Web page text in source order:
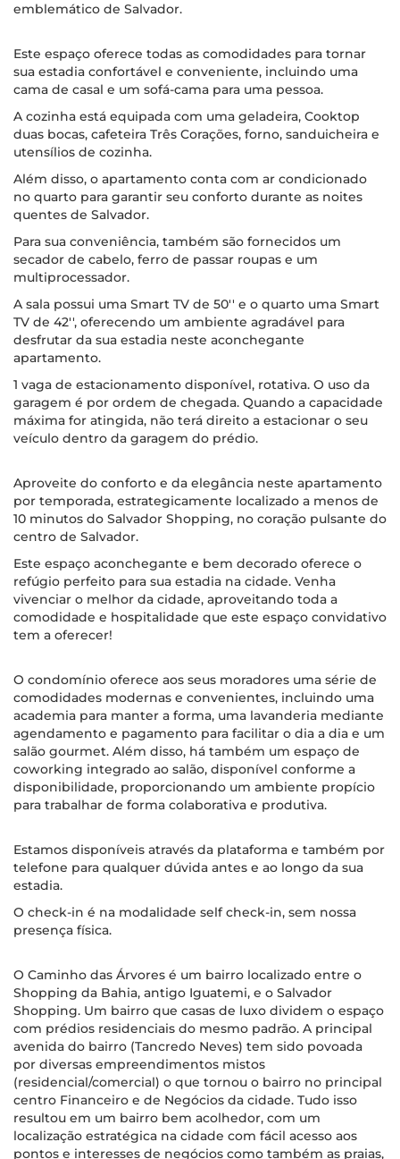
emblemático de Salvador.
Este espaço oferece todas as comodidades para tornar
sua estadia confortável e conveniente, incluindo uma
cama de casal e um sofá-cama para uma pessoa.
A cozinha está equipada com uma geladeira, Cooktop
duas bocas, cafeteira Três Corações, forno, sanduicheira e
utensílios de cozinha.
Além disso, o apartamento conta com ar condicionado
no quarto para garantir seu conforto durante as noites
quentes de Salvador.
Para sua conveniência, também são fornecidos um
secador de cabelo, ferro de passar roupas e um
multiprocessador.
A sala possui uma Smart TV de 50'' e o quarto uma Smart
TV de 42'', oferecendo um ambiente agradável para
desfrutar da sua estadia neste aconchegante
apartamento.
1 vaga de estacionamento disponível, rotativa. O uso da
garagem é por ordem de chegada. Quando a capacidade
máxima for atingida, não terá direito a estacionar o seu
veículo dentro da garagem do prédio.
Aproveite do conforto e da elegância neste apartamento
por temporada, estrategicamente localizado a menos de
10 minutos do Salvador Shopping, no coração pulsante do
centro de Salvador.
Este espaço aconchegante e bem decorado oferece o
refúgio perfeito para sua estadia na cidade. Venha
vivenciar o melhor da cidade, aproveitando toda a
comodidade e hospitalidade que este espaço convidativo
tem a oferecer!
O condomínio oferece aos seus moradores uma série de
comodidades modernas e convenientes, incluindo uma
academia para manter a forma, uma lavanderia mediante
agendamento e pagamento para facilitar o dia a dia e um
salão gourmet. Além disso, há também um espaço de
coworking integrado ao salão, disponível conforme a
disponibilidade, proporcionando um ambiente propício
para trabalhar de forma colaborativa e produtiva.
Estamos disponíveis através da plataforma e também por
telefone para qualquer dúvida antes e ao longo da sua
estadia.
O check-in é na modalidade self check-in, sem nossa
presença física.
O Caminho das Árvores é um bairro localizado entre o
Shopping da Bahia, antigo Iguatemi, e o Salvador
Shopping. Um bairro que casas de luxo dividem o espaço
com prédios residenciais do mesmo padrão. A principal
avenida do bairro (Tancredo Neves) tem sido povoada
por diversas empreendimentos mistos
(residencial/comercial) o que tornou o bairro no principal
centro Financeiro e de Negócios da cidade. Tudo isso
resultou em um bairro bem acolhedor, com um
localização estratégica na cidade com fácil acesso aos
pontos e interesses de negócios como também as praias,